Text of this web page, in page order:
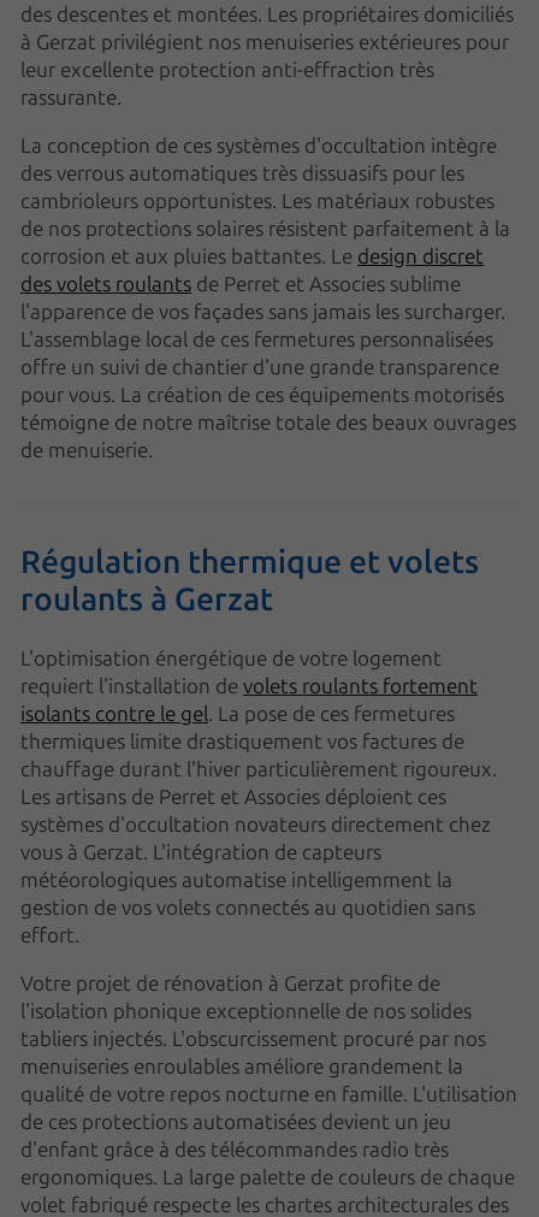
des descentes et montées. Les propriétaires domiciliés
à Gerzat privilégient nos menuiseries extérieures pour
leur excellente protection anti-effraction très
rassurante.
La conception de ces systèmes d'occultation intègre
des verrous automatiques très dissuasifs pour les
cambrioleurs opportunistes. Les matériaux robustes
de nos protections solaires résistent parfaitement à la
corrosion et aux pluies battantes. Le design discret
des volets roulants de Perret et Associes sublime
l'apparence de vos façades sans jamais les surcharger.
L'assemblage local de ces fermetures personnalisées
offre un suivi de chantier d'une grande transparence
pour vous. La création de ces équipements motorisés
témoigne de notre maîtrise totale des beaux ouvrages
de menuiserie.
Régulation thermique et volets
roulants à Gerzat
L'optimisation énergétique de votre logement
requiert l'installation de volets roulants fortement
isolants contre le gel . La pose de ces fermetures
thermiques limite drastiquement vos factures de
chauffage durant l'hiver particulièrement rigoureux.
Les artisans de Perret et Associes déploient ces
systèmes d'occultation novateurs directement chez
vous à Gerzat. L'intégration de capteurs
météorologiques automatise intelligemment la
gestion de vos volets connectés au quotidien sans
effort.
Votre projet de rénovation à Gerzat profite de
l'isolation phonique exceptionnelle de nos solides
tabliers injectés. L'obscurcissement procuré par nos
menuiseries enroulables améliore grandement la
qualité de votre repos nocturne en famille. L'utilisation
de ces protections automatisées devient un jeu
d'enfant grâce à des télécommandes radio très
ergonomiques. La large palette de couleurs de chaque
volet fabriqué respecte les chartes architecturales des